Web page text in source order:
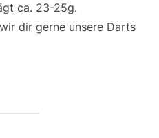
ca. 23-25g.
dir gerne unsere Darts